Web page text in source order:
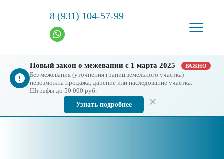
8 (931) 104-57-99
Новый закон о межевании с 1 марта 2025 ВАЖНО
Без межевания (уточнения границ земельного участка)
невозможна продажа, дарение или наследование участка.
Штрафы до 50 000 руб.
Узнать подробнее